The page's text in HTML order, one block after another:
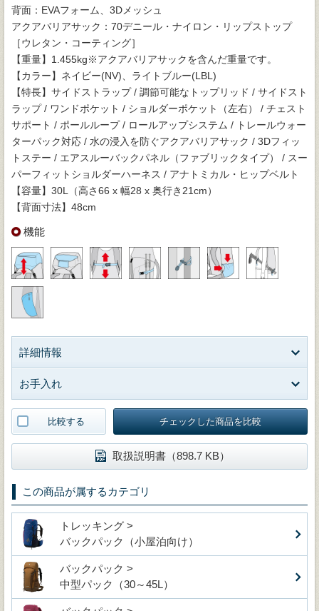
背面：EVAフォーム、3Dメッシュ
アクアバリアサック：70デニール・ナイロン・リップストップ
［ウレタン・コーティング］
【重量】1.455kg※アクアバリアサックを含んだ重量です。
【カラー】ネイビー(NV)、ライトブルー(LBL)
【特長】サイドストラップ / 調節可能なトップリッド / サイドスト
ラップ / ワンドポケット / ショルダーポケット（左右） / チェスト
サポート / ポールループ / ロールアップシステム / トレールウォー
ターパック対応 / 水の浸入を防ぐアクアバリアサック / 3Dフィッ
トステー / エアスルーバックパネル（ファブリックタイプ） / スー
パーフィットショルダーハーネス / アナトミカル・ヒップベルト
【容量】30L（高さ66 x 幅28 x 奥行き21cm）
【背面寸法】48cm
機能
詳細情報
お手入れ
比較する チェックした商品を比較
取扱説明書（898.7 KB）
この商品が属するカテゴリ
トレッキング >
バックパック（小屋泊向け）
バックパック >
中型パック（30～45L）